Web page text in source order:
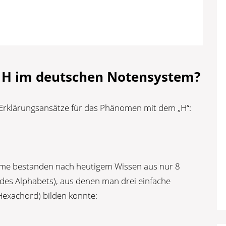
im deutschen Notensystem?
für das Phänomen mit dem „H“:
bestanden nach heutigem Wissen aus nur 8
Alphabets), aus denen man drei einfache
bilden konnte: